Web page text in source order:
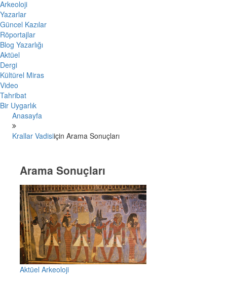
Arkeoloji
Yazarlar
Güncel Kazılar
Röportajlar
Blog Yazarlığı
Aktüel
Dergi
Kültürel Miras
Video
Tahribat
Bir Uygarlık
Anasayfa
Krallar Vadisiiçin Arama Sonuçları
Arama Sonuçları
Aktüel Arkeoloji